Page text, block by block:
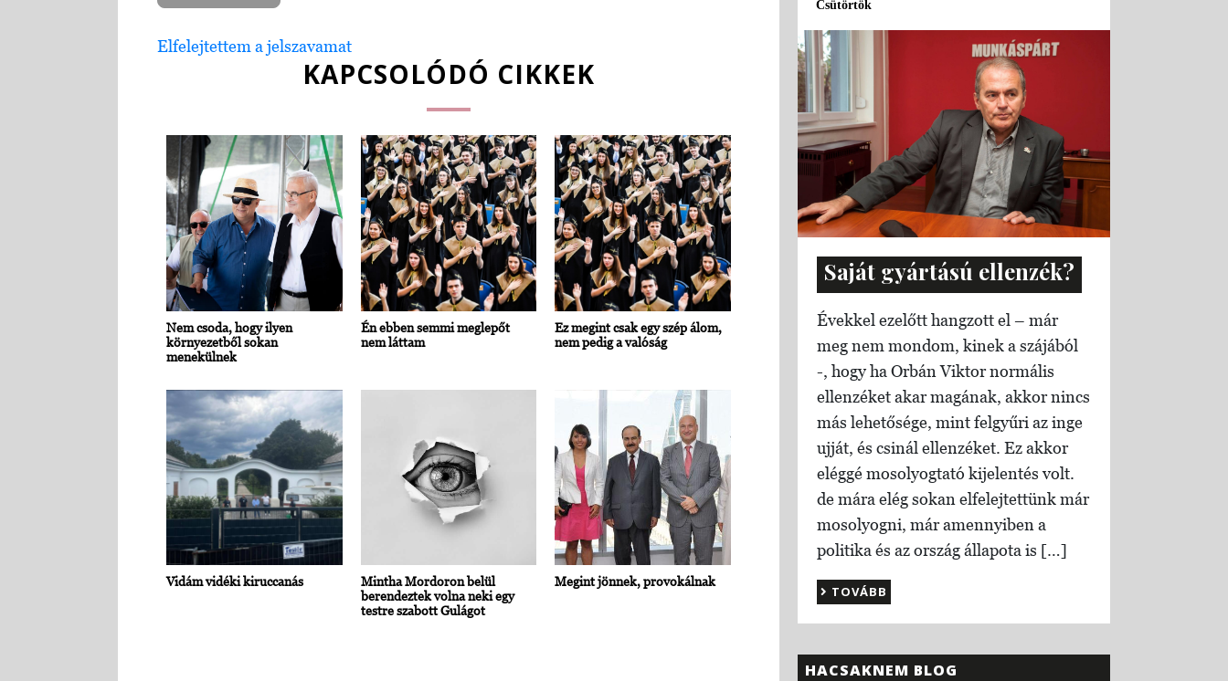
Elfelejtettem a jelszavamat
KAPCSOLÓDÓ CIKKEK
Nem csoda, hogy ilyen
környezetből sokan
menekülnek
Én ebben semmi meglepőt
nem láttam
Ez megint csak egy szép álom,
nem pedig a valóság
Vidám vidéki kiruccanás
Mintha Mordoron belül
berendeztek volna neki egy
testre szabott Gulágot
Megint jönnek, provokálnak
Csütörtök
Saját gyártású ellenzék?
Évekkel ezelőtt hangzott el – már
meg nem mondom, kinek a szájából
-, hogy ha Orbán Viktor normális
ellenzéket akar magának, akkor nincs
más lehetősége, mint felgyűri az inge
ujját, és csinál ellenzéket. Ez akkor
eléggé mosolyogtató kijelentés volt.
de mára elég sokan elfelejtettünk már
mosolyogni, már amennyiben a
politika és az ország állapota is […]
TOVÁBB
HACSAKNEM BLOG